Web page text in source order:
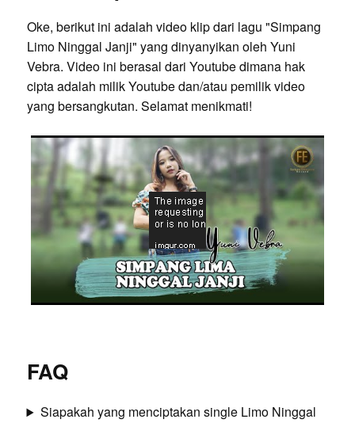
Oke, berikut ini adalah video klip dari lagu "Simpang
Limo Ninggal Janji" yang dinyanyikan oleh Yuni
Vebra. Video ini berasal dari Youtube dimana hak
cipta adalah milik Youtube dan/atau pemilik video
yang bersangkutan. Selamat menikmati!
FAQ
Siapakah yang menciptakan single Limo Ninggal